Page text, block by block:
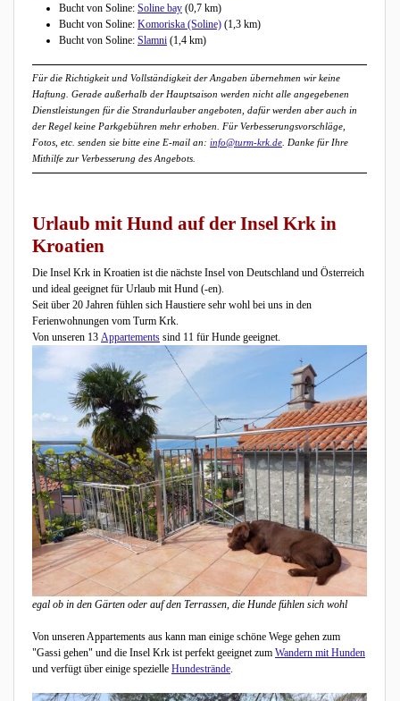
Bucht von Soline: Soline bay (0,7 km)
Bucht von Soline: Komoriska (Soline) (1,3 km)
Bucht von Soline: Slamni (1,4 km)
Für die Richtigkeit und Vollständigkeit der Angaben übernehmen wir keine
Haftung. Gerade außerhalb der Hauptsaison werden nicht alle angegebenen
Dienstleistungen für die Strandurlauber angeboten, dafür werden aber auch in
der Regel keine Parkgebühren mehr erhoben. Für Verbesserungsvorschläge,
Fotos, etc. senden sie bitte eine E-mail an: info@turm-krk.de . Danke für Ihre
Mithilfe zur Verbesserung des Angebots.
Urlaub mit Hund auf der Insel Krk in
Kroatien
Die Insel Krk in Kroatien ist die nächste Insel von Deutschland und Österreich
und ideal geeignet für Urlaub mit Hund (-en).
Seit über 20 Jahren fühlen sich Haustiere sehr wohl bei uns in den
Ferienwohnungen vom Turm Krk.
Von unseren 13 Appartements sind 11 für Hunde geeignet.
egal ob in den Gärten oder auf den Terrassen, die Hunde fühlen sich wohl
Von unseren Appartements aus kann man einige schöne Wege gehen zum
"Gassi gehen" und die Insel Krk ist perfekt geeignet zum Wandern mit Hunden
und verfügt über einige spezielle Hundestrände